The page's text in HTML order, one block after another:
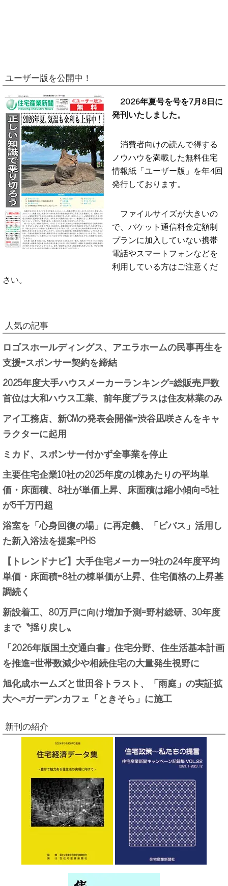
ユーザー版を公開中！
2026年夏号を号を7月8日に
発刊いたしました。
消費者向けの読んで得する
ノウハウを満載した無料住宅
情報紙「ユーザー版」を年4回
発行しております。
ファイルサイズが大きいの
で、パケット通信料金定額制
プランに加入していない携帯
電話やスマートフォンなどを
利用している方はご注意くだ
さい。
人気の記事
ロゴスホールディングス、アエラホームの民事再生を
支援=スポンサー契約を締結
2025年度大手ハウスメーカーランキング=総販売戸数
首位は大和ハウス工業、前年度プラスは住友林業のみ
アイ工務店、新CMの発表会開催=渋谷凪咲さんをキャ
ラクターに起用
ミカド、スポンサー付かず全事業を停止
主要住宅企業10社の2025年度の1棟あたりの平均単
価・床面積、8社が単価上昇、床面積は縮小傾向=5社
が5千万円超
浴室を「心身回復の場」に再定義、「ビバス」活用し
た新入浴法を提案=PHS
【トレンドナビ】大手住宅メーカー9社の24年度平均
単価・床面積=8社の棟単価が上昇、住宅価格の上昇基
調続く
新設着工、80万戸に向け増加予測=野村総研、30年度
まで〝揺り戻し〟
「2026年版国土交通白書」住宅分野、住生活基本計画
を推進=世帯数減少や相続住宅の大量発生視野に
旭化成ホームズと世田谷トラスト、「雨庭」の実証拡
大へ=ガーデンカフェ「ときそら」に施工
新刊の紹介